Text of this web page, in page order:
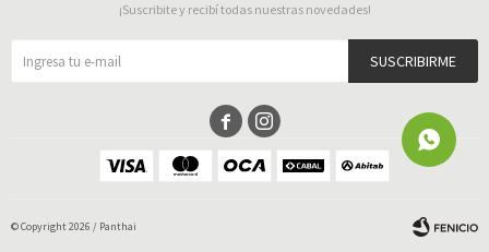
¡Suscribite y recibí todas nuestras novedades!
SUSCRIBIRME
 
© Copyright 2026 / Panthai